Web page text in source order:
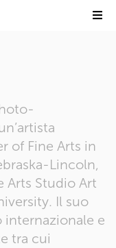
of Fine Arts in
Lincoln,
Arts Studio Art
Il suo
internazionale e
tra cui